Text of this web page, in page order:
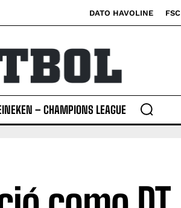
DATO HAVOLINE FSC
– CHAMPIONS LEAGUE